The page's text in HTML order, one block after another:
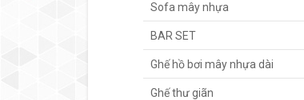
Sofa mây nhựa
BAR SET
Ghế hồ bơi mây nhựa dài
Ghế thư giãn